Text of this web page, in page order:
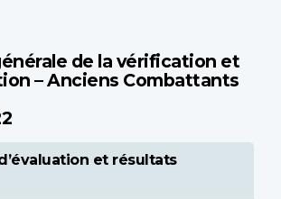
de la vérification et
– Anciens Combattants
et résultats